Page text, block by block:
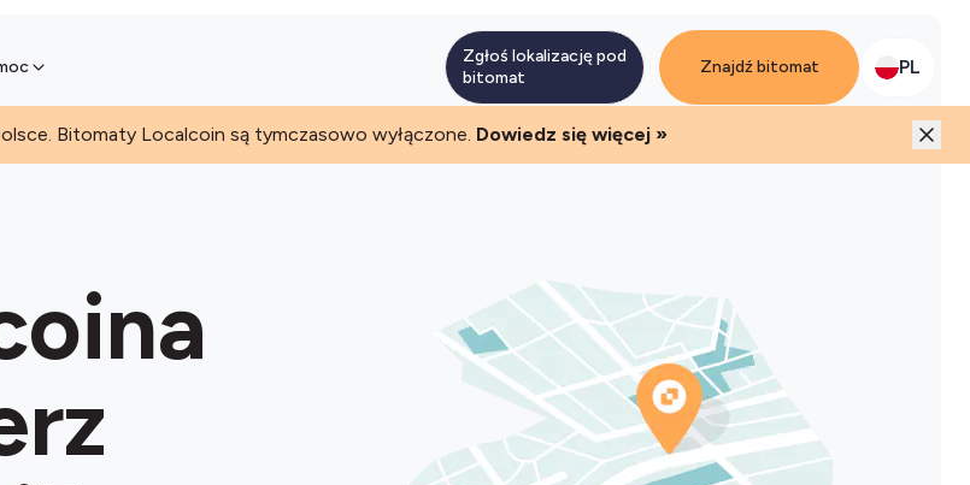
Zgłoś lokalizację pod
bitomat
Znajdź bitomat PL
Bitomaty Localcoin są tymczasowo wyłączone. Dowiedz się więcej »